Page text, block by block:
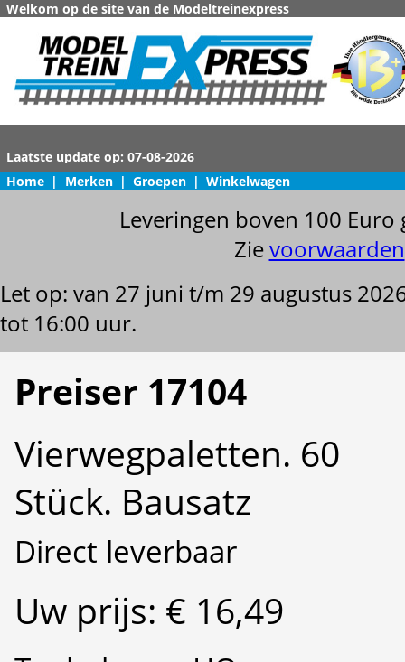
Welkom op de site van de Modeltreinexpress
Home | Merken | Groepen | Winkelwagen
Leveringen boven 100
Zievoorwaarden
Let op: van 27 juni t/m 29 augustus
tot 16:00 uur.
Preiser 17104
Vierwegpaletten. 60
Stück. Bausatz
Direct leverbaar
Uw prijs: € 16,49